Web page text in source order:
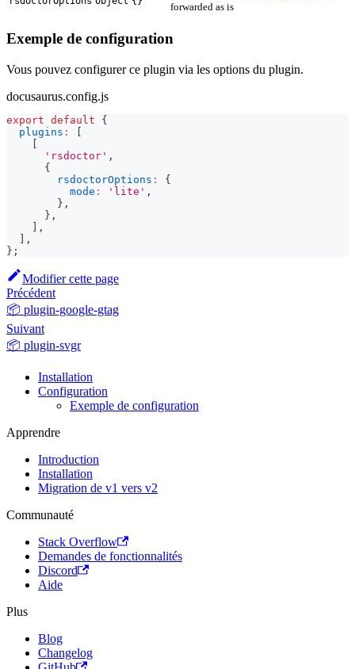
forwarded as is
Exemple de configuration
Vous pouvez configurer ce plugin via les options du plugin.
docusaurus.config.js
export default
{
plugins :
'rsdoctor' ,
{
rsdoctorOptions :
{
mode : 'lite' ,
} ,
} ,
,
,
} ;
Modifier cette page
Précédent
📦 plugin-google-gtag
Suivant
📦 plugin-svgr
Installation
Configuration
Exemple de configuration
Apprendre
Introduction
Installation
Migration de v1 vers v2
Communauté
Stack Overflow
Demandes de fonctionnalités
Discord
Aide
Plus
Blog
Changelog